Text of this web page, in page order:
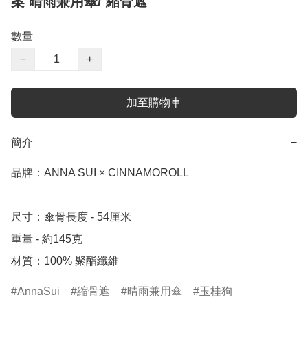
數量
−
+
加至購物車
簡介 −
品牌：ANNA SUI × CINNAMOROLL
尺寸：傘骨長度 - 54厘米
重量 - 約145克
AnnaSui 縮骨遮 晴雨兼用傘 玉桂狗